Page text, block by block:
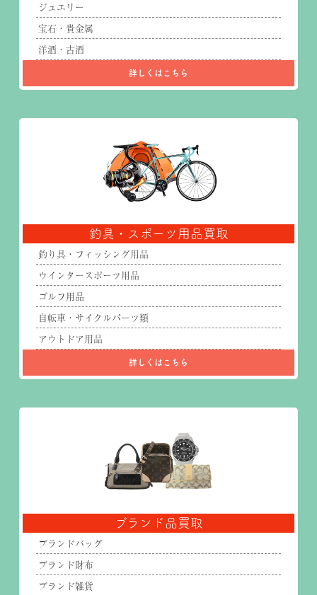
ジュエリー
宝石・貴金属
洋酒・古酒
詳しくはこちら
釣具・スポーツ用品買取
釣り具・フィッシング用品
ウインタースポーツ用品
ゴルフ用品
自転車・サイクルパーツ類
アウトドア用品
詳しくはこちら
ブランド品買取
ブランドバッグ
ブランド財布
ブランド雑貨